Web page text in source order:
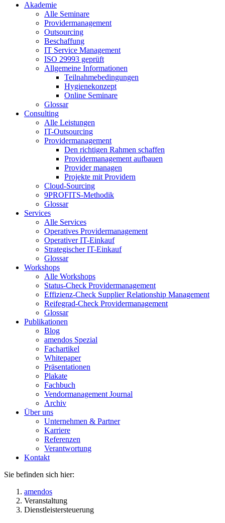
Akademie
Alle Seminare
Providermanagement
Outsourcing
Beschaffung
IT Service Management
ISO 29993 geprüft
Allgemeine Informationen
Teilnahmebedingungen
Hygienekonzept
Online Seminare
Glossar
Consulting
Alle Leistungen
IT-Outsourcing
Providermanagement
Den richtigen Rahmen schaffen
Providermanagement aufbauen
Provider managen
Projekte mit Providern
Cloud-Sourcing
9PROFITS-Methodik
Glossar
Services
Alle Services
Operatives Providermanagement
Operativer IT-Einkauf
Strategischer IT-Einkauf
Glossar
Workshops
Alle Workshops
Status-Check Providermanagement
Effizienz-Check Supplier Relationship Management
Reifegrad-Check Providermanagement
Glossar
Publikationen
Blog
amendos Spezial
Fachartikel
Whitepaper
Präsentationen
Plakate
Fachbuch
Vendormanagement Journal
Archiv
Über uns
Unternehmen & Partner
Karriere
Referenzen
Verantwortung
Kontakt
Sie befinden sich hier:
amendos
Veranstaltung
Dienstleistersteuerung